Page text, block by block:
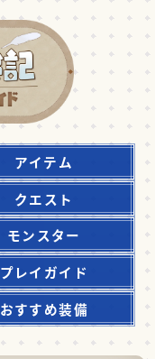
アイテム
クエスト
モンスター
プレイガイド
おすすめ装備